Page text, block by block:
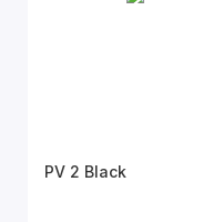
PV 2 Black